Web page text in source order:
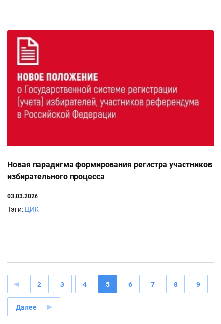
Новая парадигма формирования регистра участников
избирательного процесса
03.03.2026
Тэги: ЦИК
2 3 4 5 6 7 8 9
Далее